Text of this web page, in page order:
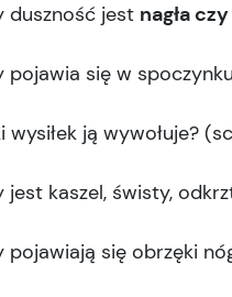
duszność jest nagła
pojawia się w
wysiłek ją wywołuje?
jest kaszel, świsty,
pojawiają się obrzęki